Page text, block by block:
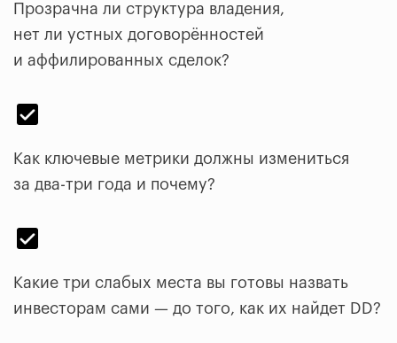
Прозрачна ли структура владения,
нет ли устных договорённостей
и аффилированных сделок?
Как ключевые метрики должны измениться
за два-три года и почему?
Какие три слабых места вы готовы назвать
инвесторам сами — до того, как их найдет DD?